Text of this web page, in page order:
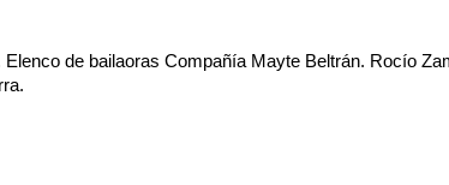
de bailaoras Compañía Mayte Beltrán. Rocío